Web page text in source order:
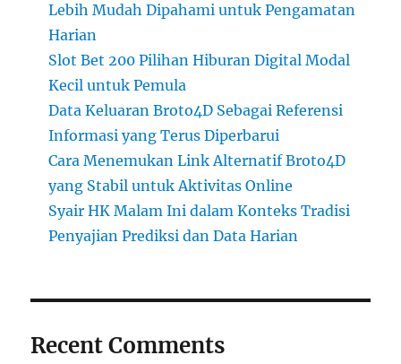
Lebih Mudah Dipahami untuk Pengamatan
Harian
Slot Bet 200 Pilihan Hiburan Digital Modal
Kecil untuk Pemula
Data Keluaran Broto4D Sebagai Referensi
Informasi yang Terus Diperbarui
Cara Menemukan Link Alternatif Broto4D
yang Stabil untuk Aktivitas Online
Syair HK Malam Ini dalam Konteks Tradisi
Penyajian Prediksi dan Data Harian
Recent Comments